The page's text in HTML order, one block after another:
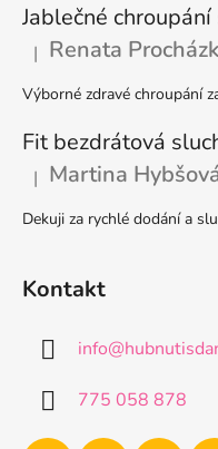
Jablečné
Hodnocení produktu je
| Renata
Výborné zdravé chroupání
Hodnocení produktu je
| Martina
Dekuji za rychlé dodání a
Kontakt
info@
775 058 878